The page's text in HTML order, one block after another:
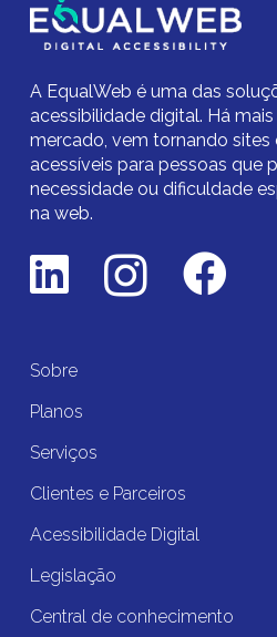
A EqualWeb é uma das
acessibilidade digital. Há
mercado, vem tornando sites
acessíveis para pessoas que
necessidade ou dificuldade
na web.
Sobre
Planos
Serviços
Clientes e Parceiros
Acessibilidade Digital
Legislação
Central de conhecimento